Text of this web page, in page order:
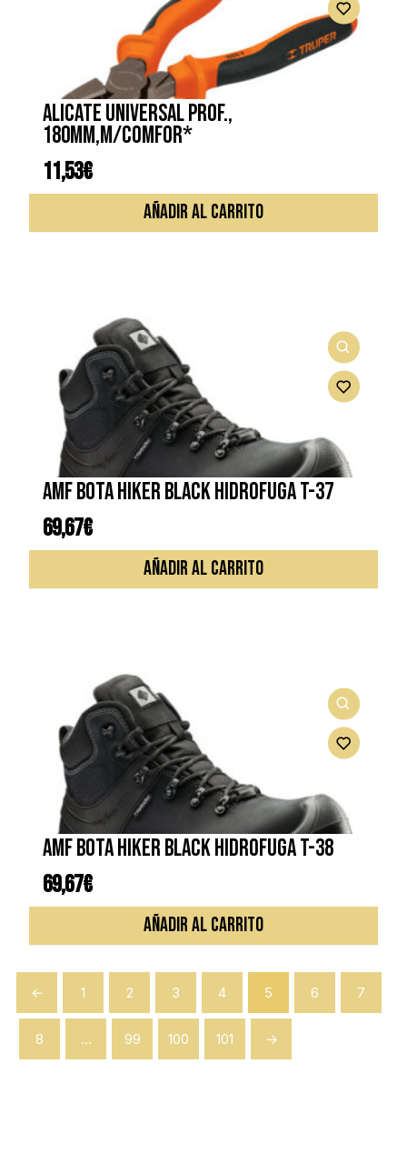
ALICATE UNIVERSAL PROF.,
180MM,M/COMFOR*
11,53€
AÑADIR AL CARRITO
AMF BOTA HIKER BLACK HIDROFUGA T-37
69,67€
AÑADIR AL CARRITO
AMF BOTA HIKER BLACK HIDROFUGA T-38
69,67€
AÑADIR AL CARRITO
← 1 2 3 4 5 6 7
8 … 99 100 101 →